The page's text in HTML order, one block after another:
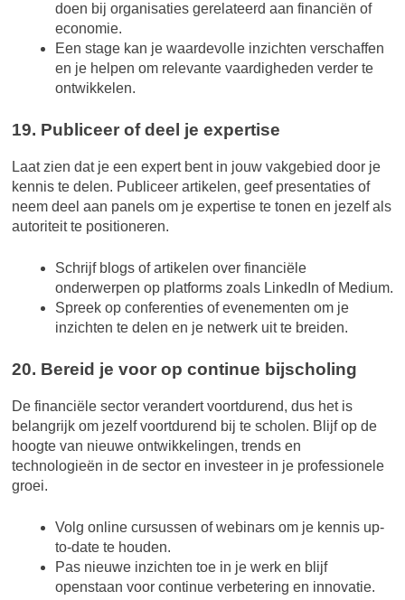
doen bij organisaties gerelateerd aan financiën of
economie.
Een stage kan je waardevolle inzichten verschaffen
en je helpen om relevante vaardigheden verder te
ontwikkelen.
19. Publiceer of deel je expertise
Laat zien dat je een expert bent in jouw vakgebied door je
kennis te delen. Publiceer artikelen, geef presentaties of
neem deel aan panels om je expertise te tonen en jezelf als
autoriteit te positioneren.
Schrijf blogs of artikelen over financiële
onderwerpen op platforms zoals LinkedIn of Medium.
Spreek op conferenties of evenementen om je
inzichten te delen en je netwerk uit te breiden.
20. Bereid je voor op continue bijscholing
De financiële sector verandert voortdurend, dus het is
belangrijk om jezelf voortdurend bij te scholen. Blijf op de
hoogte van nieuwe ontwikkelingen, trends en
technologieën in de sector en investeer in je professionele
groei.
Volg online cursussen of webinars om je kennis up-
to-date te houden.
Pas nieuwe inzichten toe in je werk en blijf
openstaan voor continue verbetering en innovatie.